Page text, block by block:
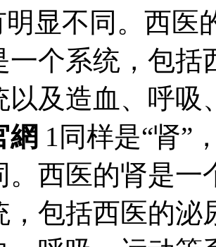
明显不同。西
一个系统，包
以及造血、呼
網 1同样是“肾”
。西医的肾是
，包括西医的泌